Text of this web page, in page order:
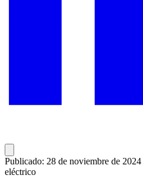
Publicado: 28 de noviembre de 2024
eléctrico